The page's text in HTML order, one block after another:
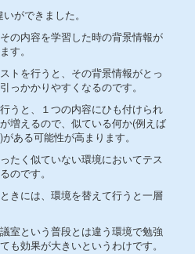
ができました。
の内容を学習した時の背景情報が
す。
トを行うと、その背景情報がとっ
っかかりやすくなるのです。
うと、１つの内容にひも付けられ
増えるので、似ている何か(例えば
ある可能性が高まります。
たく似ていない環境においてテス
のです。
きには、環境を替えて行うと一層
室という普段とは違う環境で勉強
も効果が大きいというわけです。